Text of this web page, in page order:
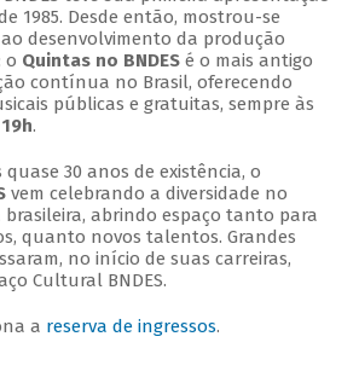
1985. Desde então, mostrou-se
desenvolvimento da produção
o Quintas no BNDESé o mais antigo
contínua no Brasil, oferecendo
públicas e gratuitas, sempre às
.
30 anos de existência, o
vem celebrando a diversidade no
brasileira, abrindo espaço tanto para
quanto novos talentos. Grandes
no início de suas carreiras,
Cultural BNDES.
a reserva de ingressos.